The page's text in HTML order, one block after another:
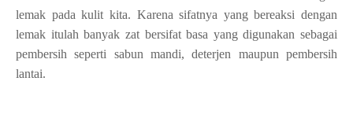
lemak pada kulit kita. Karena sifatnya yang bereaksi dengan
lemak itulahbanyak zat bersifat basa yang digunakan sebagai
pembersih seperti sabun mandi, deterjen maupun pembersih
lantai.